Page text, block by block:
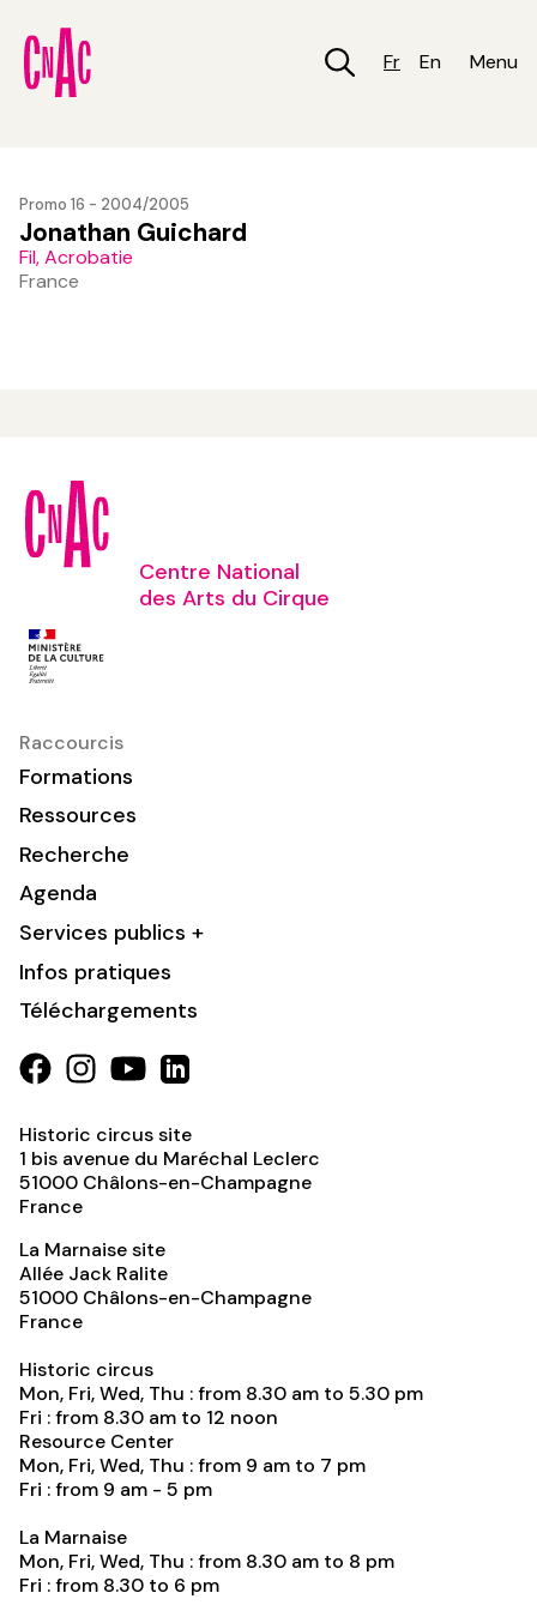
contenu
principal
Fr En Menu
Promo 16 - 2004/2005
Jonathan Guichard
Fil, Acrobatie
France
Centre National
des Arts du Cirque
Raccourcis
Formations
Ressources
Recherche
Agenda
Services publics +
Infos pratiques
Téléchargements
Historic circus site
1 bis avenue du Maréchal Leclerc
51000 Châlons-en-Champagne
France
La Marnaise site
Allée Jack Ralite
51000 Châlons-en-Champagne
France
Historic circus
Mon, Fri, Wed, Thu : from 8.30 am to 5.30 pm
Fri : from 8.30 am to 12 noon
Resource Center
Mon, Fri, Wed, Thu : from 9 am to 7 pm
Fri : from 9 am - 5 pm
La Marnaise
Mon, Fri, Wed, Thu : from 8.30 am to 8 pm
Fri : from 8.30 to 6 pm